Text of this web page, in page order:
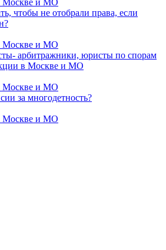
чтобы не отобрали права, если
Москве и МО
арбитражники, юристы по спорам
в Москве и МО
Москве и МО
за многодетность?
Москве и МО